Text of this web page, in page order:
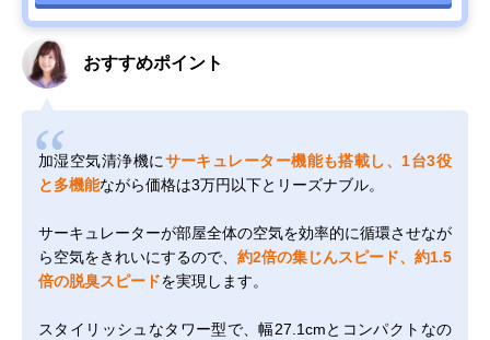
おすすめポイント
加湿空気清浄機にサーキュレーター機能も搭載し、1台3役
と多機能ながら価格は3万円以下とリーズナブル。
サーキュレーターが部屋全体の空気を効率的に循環させなが
ら空気をきれいにするので、 約2倍の集じんスピード、約1.5
倍の脱臭スピードを実現します。
スタイリッシュなタワー型で、幅27.1cmとコンパクトなの